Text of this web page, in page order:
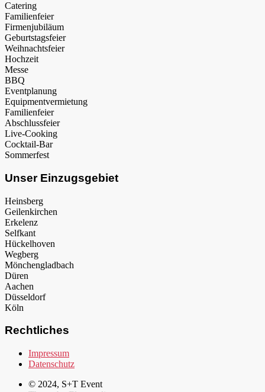
Catering
Familienfeier
Firmenjubiläum
Geburtstagsfeier
Weihnachtsfeier
Hochzeit
Messe
BBQ
Eventplanung
Equipmentvermietung
Familienfeier
Abschlussfeier
Live-Cooking
Cocktail-Bar
Sommerfest
Unser Einzugsgebiet
Heinsberg
Geilenkirchen
Erkelenz
Selfkant
Hückelhoven
Wegberg
Mönchengladbach
Düren
Aachen
Düsseldorf
Köln
Rechtliches
Impressum
Datenschutz
© 2024, S+T Event